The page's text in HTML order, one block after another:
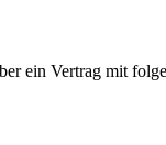
ein Vertrag mit